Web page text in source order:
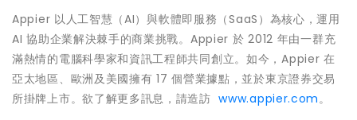
Appier 以人工智慧（AI）與軟體即服務（SaaS）為核心，運用
AI 協助企業解決棘手的商業挑戰。Appier 於 2012 年由一群充
滿熱情的電腦科學家和資訊工程師共同創立。如今，Appier 在
亞太地區、歐洲及美國擁有 17 個營業據點，並於東京證券交易
所掛牌上市。欲了解更多訊息，請造訪 www.appier.com。